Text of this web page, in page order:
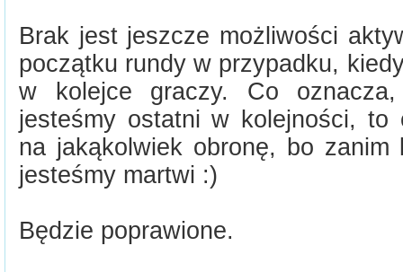
Brak jest jeszcze możliwości
początku rundy w przypadku,
w kolejce graczy. Co
jesteśmy ostatni w kolejności, to
na jakąkolwiek obronę, bo
jesteśmy martwi :)
Będzie poprawione.